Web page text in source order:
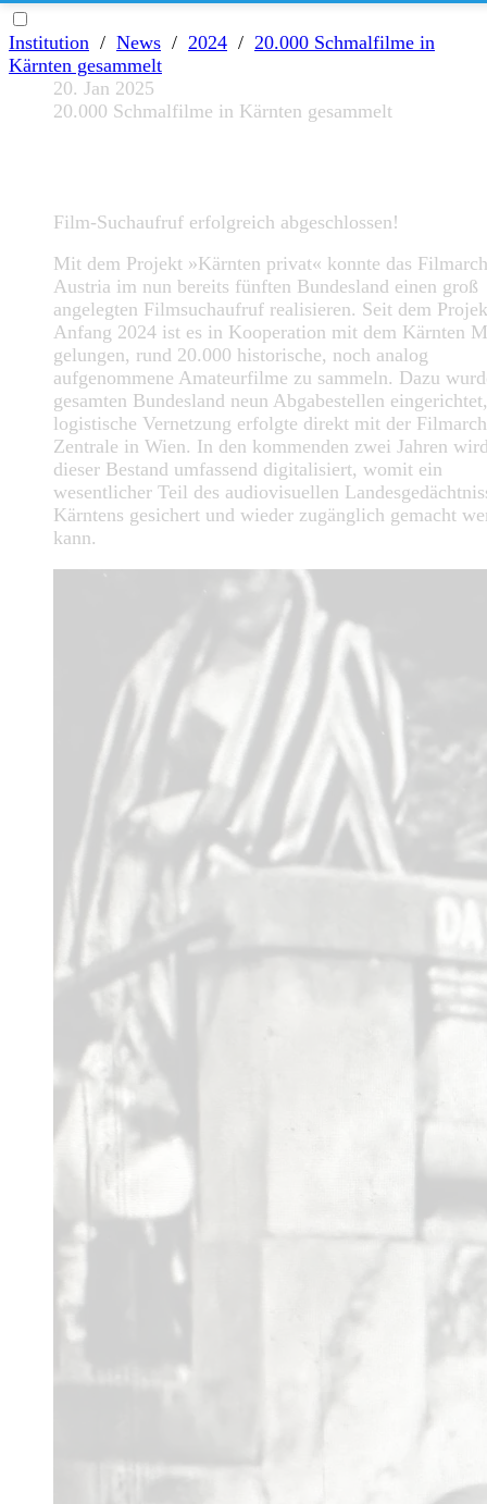
Institution / News / 2024 / 20.000 Schmalfilme in
Kärnten gesammelt
20. Jan 2025
20.000 Schmalfilme in Kärnten gesammelt
Film-Suchaufruf erfolgreich abgeschlossen!
Mit dem Projekt »Kärnten privat« konnte das
Austria im nun bereits fünften Bundesland einen groß
angelegten Filmsuchaufruf realisieren. Seit dem
Anfang 2024 ist es in Kooperation mit dem Kärnten
gelungen, rund 20.000 historische, noch analog
aufgenommene Amateurfilme zu sammeln. Dazu
gesamten Bundesland neun Abgabestellen
logistische Vernetzung erfolgte direkt mit der
Zentrale in Wien. In den kommenden zwei Jahren
dieser Bestand umfassend digitalisiert, womit ein
wesentlicher Teil des audiovisuellen
Kärntens gesichert und wieder zugänglich gemacht
kann.